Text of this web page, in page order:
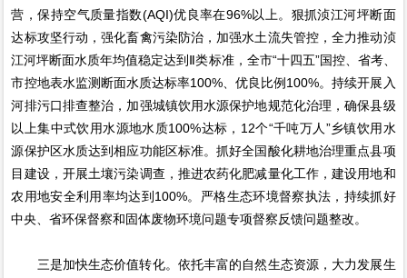
营，保持空气质量指数(AQI)优良率在96%以上。狠抓浈江河坪断面
达标攻坚行动，强化畜禽污染防治，加强水土流失管控，全力推动浈
江河坪断面水质年均值稳定达到Ⅱ类标准，全市“十四五”国控、省考、
市控地表水监测断面水质达标率100%、优良比例100%。持续开展入
河排污口排查整治，加强城镇饮用水源保护地规范化治理，确保县级
以上集中式饮用水源地水质100%达标，12个“千吨万人”乡镇饮用水
源保护区水质达到相应功能区标准。抓好全国酸化耕地治理重点县项
目建设，开展土壤污染调查，推进农药化肥减量化工作，建设用地和
农用地安全利用率均达到100%。严格生态环境督察执法，持续抓好
中央、省环保督察和固体废物环境问题专项督察反馈问题整改。
三是加快生态价值转化。依托丰富的自然生态资源，大力发展生